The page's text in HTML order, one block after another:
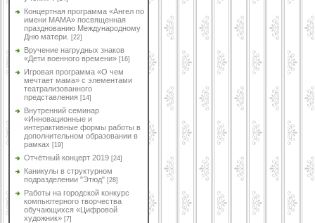
Концертная программа «Ангел по
имени МАМА» посвященная
празднованию Международному
Дню матери.
[22]
Вручение нагрудных знаков
«Дети военного времени» [16]
Игровая программа «О чем
мечтает мама» с элементами
театрализованного
представления [14]
Внутренний семинар
«Инновационные и
интерактивные формы работы в
дополнительном образовании в
рамках [19]
Отчётный концерт 2019 [24]
Каникулы в структурном
подразделении "Этюд" [28]
Работы на городской конкурс
компьютерного творчества
обучающихся «Цифровой
художник» [7]